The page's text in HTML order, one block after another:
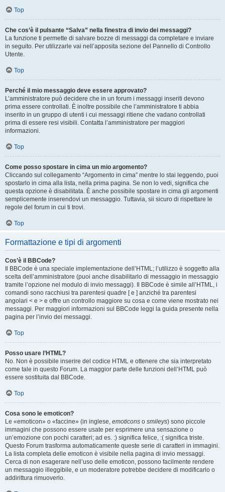
Top
Che cos’è il pulsante “Salva” nella finestra di invio dei messaggi?
La funzione ti permette di salvare bozze di messaggi da completare e inviare
in seguito. Per utilizzarle vai nell’apposita sezione del Pannello di Controllo
Utente.
Top
Perché il mio messaggio deve essere approvato?
L’amministratore può decidere che in un forum i messaggi inseriti devono
prima essere controllati. È inoltre possibile che l’amministratore ti abbia
inserito in un gruppo di utenti i cui messaggi ritiene che vadano controllati
prima di essere resi visibili. Contatta l’amministratore per maggiori
informazioni.
Top
Come posso spostare in cima un mio argomento?
Cliccando sul collegamento “Argomento in cima” mentre lo stai leggendo, puoi
spostarlo in cima alla lista, nella prima pagina. Se non lo vedi, significa che
questa opzione è disabilitata. È anche possibile spostare in cima gli argomenti
semplicemente inserendovi un messaggio. Tuttavia, sii sicuro di rispettare le
regole del forum in cui ti trovi.
Top
Formattazione e tipi di argomenti
Cos’è il BBCode?
Il BBCode è una speciale implementazione dell’HTML; l’utilizzo è soggetto alla
scelta dell’amministratore (puoi anche disabilitarlo di messaggio in messaggio
tramite l’opzione nel modulo di invio messaggi). Il BBCode è simile all’HTML, i
comandi sono racchiusi tra parentesi quadre [ e ] anziché tra parentesi
angolari < e > e offre un controllo maggiore su cosa e come viene mostrato nei
messaggi. Per maggiori informazioni sul BBCode leggi la guida presente nella
pagina per l’invio dei messaggi.
Top
Posso usare l’HTML?
No. Non è possibile inserire del codice HTML e ottenere che sia interpretato
come tale in questo Forum. La maggior parte delle funzioni dell’HTML può
essere sostituita dal BBCode.
Top
Cosa sono le emoticon?
Le «emoticon» o «faccine» (in inglese, emoticons o smileys) sono piccole
immagini che possono essere usate per esprimere una sensazione o
un’emozione con pochi caratteri; ad es. :) significa felice, :( significa triste.
Questo Forum trasforma automaticamente queste serie di caratteri in immagini.
La lista completa delle emoticon è visibile nella pagina di invio messaggi.
Cerca di non esagerare nell’uso delle emoticon, possono facilmente rendere
un messaggio illeggibile, e un moderatore potrebbe decidere di modificarlo o
addirittura rimuoverlo.